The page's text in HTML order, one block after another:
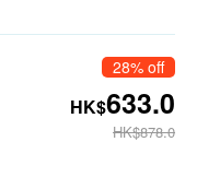
28% off
HK$633.0
HK$878.0